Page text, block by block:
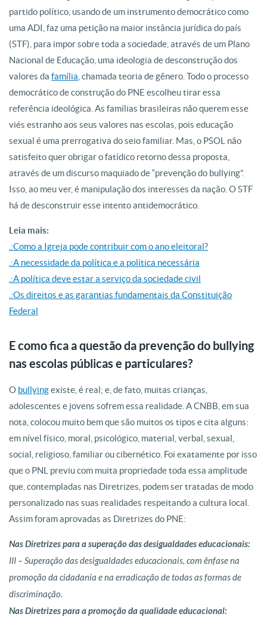
partido político, usando de um instrumento democrático como
uma ADI, faz uma petição na maior instância jurídica do país
(STF), para impor sobre toda a sociedade, através de um Plano
Nacional de Educação, uma ideologia de desconstrução dos
valores da família , chamada teoria de gênero. Todo o processo
democrático de construção do PNE escolheu tirar essa
referência ideológica. As famílias brasileiras não querem esse
viés estranho aos seus valores nas escolas, pois educação
sexual é uma prerrogativa do seio familiar. Mas, o PSOL não
satisfeito quer obrigar o fatídico retorno dessa proposta,
através de um discurso maquiado de “prevenção do bullying”.
Isso, ao meu ver, é manipulação dos interesses da nação. O STF
há de desconstruir esse intento antidemocrático.
Leia mais:
.:Como a Igreja pode contribuir com o ano eleitoral?
.:A necessidade da política e a política necessária
.:A política deve estar a serviço da sociedade civil
.:Os direitos e as garantias fundamentais da Constituição
Federal
E como fica a questão da prevenção do bullying
nas escolas públicas e particulares?
O bullyingexiste, é real; e, de fato, muitas crianças,
adolescentes e jovens sofrem essa realidade. A CNBB, em sua
nota, colocou muito bem que são muitos os tipos e cita alguns:
em nível físico, moral, psicológico, material, verbal, sexual,
social, religioso, familiar ou cibernético. Foi exatamente por isso
que o PNL previu com muita propriedade toda essa amplitude
que, contempladas nas Diretrizes, podem ser tratadas de modo
personalizado nas suas realidades respeitando a cultura local.
Assim foram aprovadas as Diretrizes do PNE:
Nas Diretrizes para a superação das desigualdades educacionais:
III – Superação das desigualdades educacionais, com ênfase na
promoção da cidadania e na erradicação de todas as formas de
discriminação.
Nas Diretrizes para a promoção da qualidade educacional: